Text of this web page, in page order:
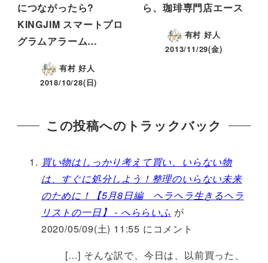
につながったら?
KINGJIM スマートプロ
グラムアラーム…
有村 好人
2018/10/28(日)
ら、珈琲専門店エース
有村 好人
2013/11/29(金)
この投稿へのトラックバック
買い物はしっかり考えて買い、いらない物
は、すぐに処分しよう！整理のいらない未来
のために！【5月8日編 ヘラヘラ生きるヘラ
リストの一日】 - へららいふ が
2020/05/09(土) 11:55 にコメント
[…] そんな訳で、今日は、以前買った、